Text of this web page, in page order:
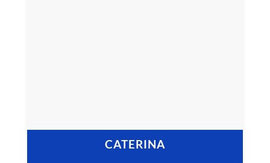
CATERINA